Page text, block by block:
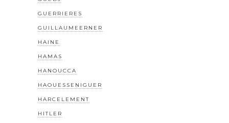
GUERRIERES
GUILLAUMEERNER
HAINE
HAMAS
HANOUCCA
HAOUESSENIGUER
HARCELEMENT
HITLER